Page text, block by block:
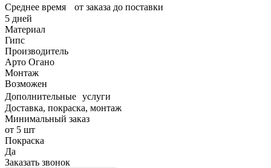
Среднее время от заказа до поставки
5 дней
Материал
Гипс
Производитель
Арто Огано
Монтаж
Возможен
Дополнительные услуги
Доставка, покраска, монтаж
Минимальный заказ
от 5 шт
Покраска
Да
Заказать звонок